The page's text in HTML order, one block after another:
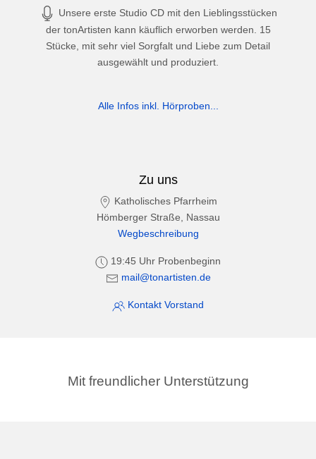
Unsere erste Studio CD mit den Lieblingsstücken
der tonArtisten kann käuflich erworben werden. 15
Stücke, mit sehr viel Sorgfalt und Liebe zum Detail
ausgewählt und produziert.
Alle Infos inkl. Hörproben...
Zu uns
Katholisches Pfarrheim
Hömberger Straße, Nassau
Wegbeschreibung
19:45 Uhr Probenbeginn
mail@tonartisten.de
Kontakt Vorstand
Mit freundlicher Unterstützung